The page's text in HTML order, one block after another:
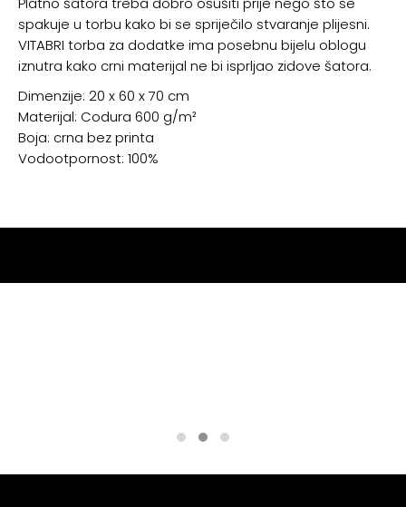
spakuje u torbu kako bi se spriječilo stvaranje plijesni.
VITABRI torba za dodatke ima posebnu bijelu oblogu
iznutra kako crni materijal ne bi isprljao zidove šatora.
Dimenzije: 20 x 60 x 70 cm
Materijal: Codura 600 g/m²
Boja: crna bez printa
Vodootpornost: 100%